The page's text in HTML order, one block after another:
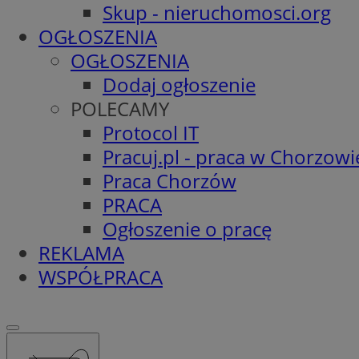
Skup - nieruchomosci.org
OGŁOSZENIA
OGŁOSZENIA
Dodaj ogłoszenie
POLECAMY
Protocol IT
Pracuj.pl - praca w
Praca Chorzów
PRACA
Ogłoszenie o pracę
REKLAMA
WSPÓŁPRACA